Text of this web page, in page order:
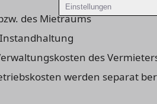
Einstellungen
des Mietraums
des
werden separat